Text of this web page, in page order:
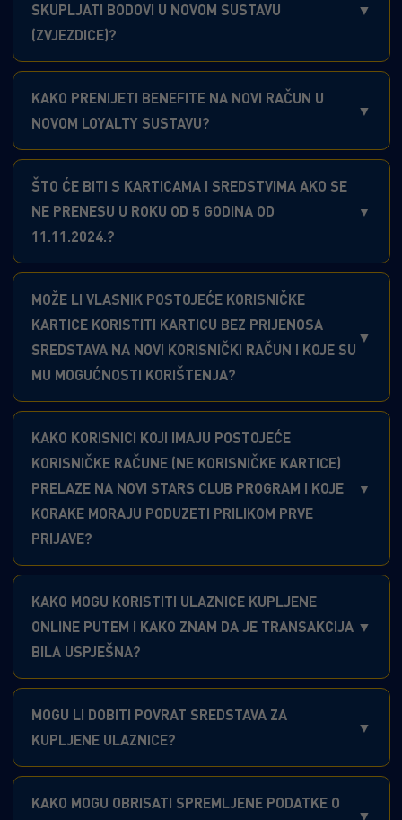
SKUPLJATI BODOVI U NOVOM SUSTAVU
(ZVJEZDICE)?
KAKO PRENIJETI BENEFITE NA NOVI RAČUN U
NOVOM LOYALTY SUSTAVU?
ŠTO ĆE BITI S KARTICAMA I SREDSTVIMA AKO SE
NE PRENESU U ROKU OD 5 GODINA OD
11.11.2024.?
MOŽE LI VLASNIK POSTOJEĆE KORISNIČKE
KARTICE KORISTITI KARTICU BEZ PRIJENOSA
SREDSTAVA NA NOVI KORISNIČKI RAČUN I KOJE SU
MU MOGUĆNOSTI KORIŠTENJA?
KAKO KORISNICI KOJI IMAJU POSTOJEĆE
KORISNIČKE RAČUNE (NE KORISNIČKE KARTICE)
PRELAZE NA NOVI STARS CLUB PROGRAM I KOJE
KORAKE MORAJU PODUZETI PRILIKOM PRVE
PRIJAVE?
KAKO MOGU KORISTITI ULAZNICE KUPLJENE
ONLINE PUTEM I KAKO ZNAM DA JE TRANSAKCIJA
BILA USPJEŠNA?
MOGU LI DOBITI POVRAT SREDSTAVA ZA
KUPLJENE ULAZNICE?
KAKO MOGU OBRISATI SPREMLJENE PODATKE O